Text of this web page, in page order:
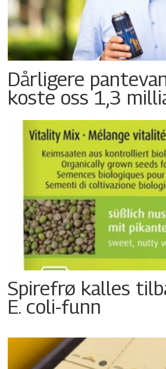
Dårligere
koste oss 1,3
Spirefrø kalles
E. coli-funn